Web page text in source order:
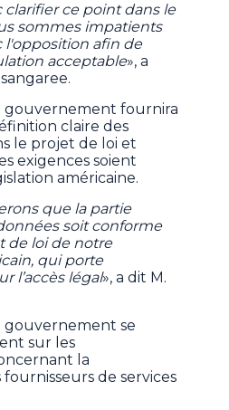
clarifier ce point dans le
sommes impatients
l'opposition afin de
acceptable», a
gouvernement fournira
claire des
le projet de loi et
exigences soient
américaine.
que la partie
soit conforme
de loi de notre
qui porte
l’accès légal», a dit M.
gouvernement se
sur les
la
de services